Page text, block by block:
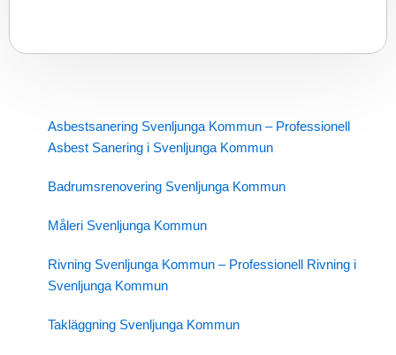
Asbestsanering Svenljunga Kommun – Professionell
Asbest Sanering i Svenljunga Kommun
Badrumsrenovering Svenljunga Kommun
Måleri Svenljunga Kommun
Rivning Svenljunga Kommun – Professionell Rivning i
Svenljunga Kommun
Takläggning Svenljunga Kommun